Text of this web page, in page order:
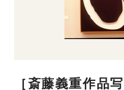
［斎藤義重作品